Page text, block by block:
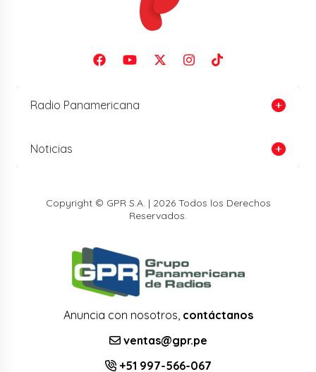
Radio Panamericana
Noticias
Copyright © GPR S.A. | 2026 Todos los Derechos
Reservados.
Anuncia con nosotros, contáctanos
ventas@gpr.pe
+51 997-566-067